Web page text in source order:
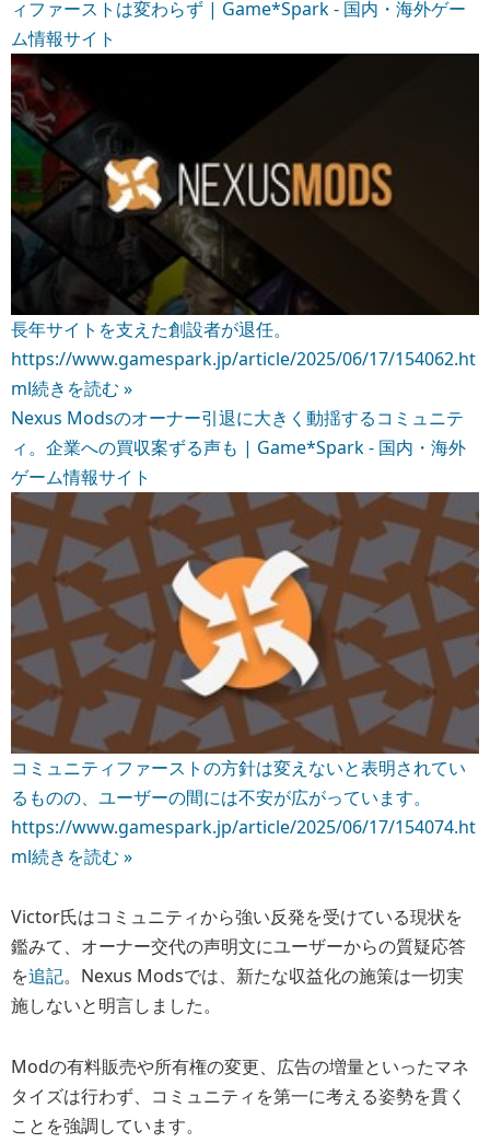
ィファーストは変わらず | Game*Spark - 国内・海外ゲー
ム情報サイト
長年サイトを支えた創設者が退任。
https://www.gamespark.jp/article/2025/06/17/154062.ht
ml続きを読む »
Nexus Modsのオーナー引退に大きく動揺するコミュニテ
ィ。企業への買収案ずる声も | Game*Spark - 国内・海外
ゲーム情報サイト
コミュニティファーストの方針は変えないと表明されてい
るものの、ユーザーの間には不安が広がっています。
https://www.gamespark.jp/article/2025/06/17/154074.ht
ml続きを読む »
Victor氏はコミュニティから強い反発を受けている現状を
鑑みて、オーナー交代の声明文にユーザーからの質疑応答
を追記。Nexus Modsでは、 新たな収益化の施策は一切実
施しないと明言しました。
Modの有料販売や所有権の変更、広告の増量といったマネ
タイズは行わず、コミュニティを第一に考える姿勢を貫く
ことを強調しています。